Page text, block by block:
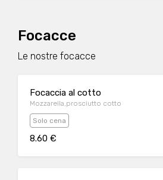
Focacce
Le nostre focacce
Focaccia al cotto
Mozzarella,prosciutto cotto
Solo cena
8.60 €